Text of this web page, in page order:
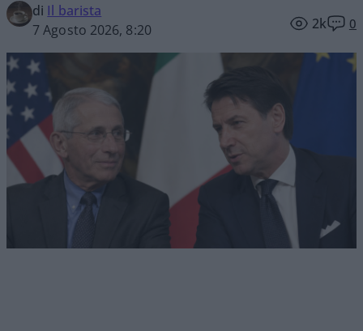
di Il barista
7 Agosto 2026, 8:20
2k 0